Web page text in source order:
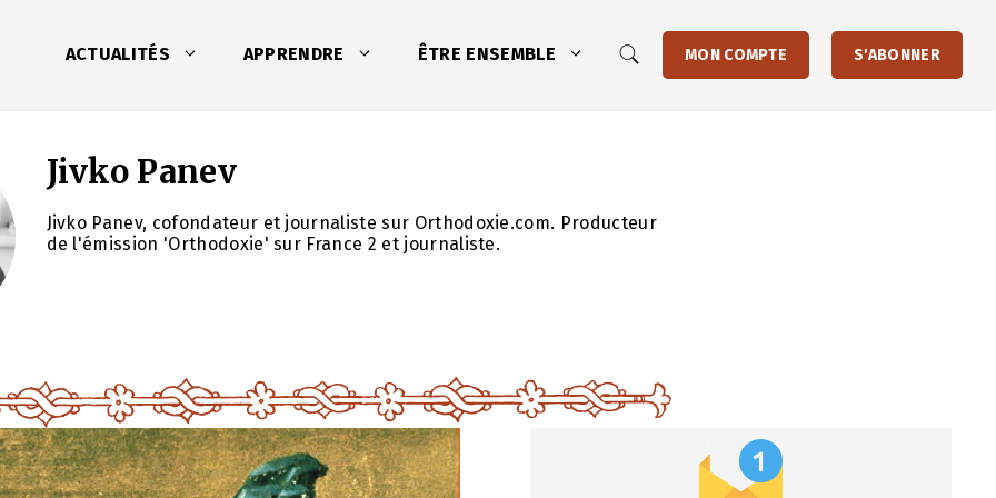
ACTUALITÉS APPRENDRE ÊTRE ENSEMBLE MON COMPTE S'ABONNER
Jivko Panev
Jivko Panev, cofondateur et journaliste sur Orthodoxie.com. Producteur
de l'émission 'Orthodoxie' sur France 2 et journaliste.